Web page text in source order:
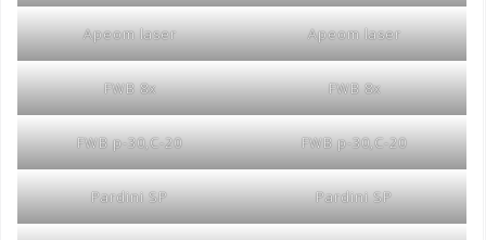
Apeom laser Apeom laser
FWB 8x FWB 8x
FWB p-30,C-20 FWB p-30,C-20
Pardini SP Pardini SP